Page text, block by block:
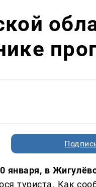
января, в
туриста. Как